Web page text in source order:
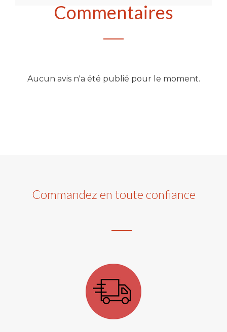
Commentaires
Aucun avis n'a été publié pour le moment.
Commandez en toute confiance